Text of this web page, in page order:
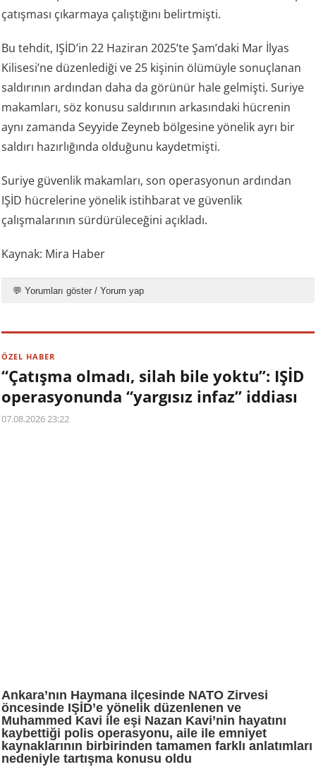
çatışması çıkarmaya çalıştığını belirtmişti.
Bu tehdit, IŞİD’in 22 Haziran 2025’te Şam’daki Mar İlyas
Kilisesi’ne düzenlediği ve 25 kişinin ölümüyle sonuçlanan
saldırının ardından daha da görünür hale gelmişti. Suriye
makamları, söz konusu saldırının arkasındaki hücrenin
aynı zamanda Seyyide Zeyneb bölgesine yönelik ayrı bir
saldırı hazırlığında olduğunu kaydetmişti.
Suriye güvenlik makamları, son operasyonun ardından
IŞİD hücrelerine yönelik istihbarat ve güvenlik
çalışmalarının sürdürüleceğini açıkladı.
Kaynak: Mira Haber
💬 Yorumları göster / Yorum yap
ÖZEL HABER
“Çatışma olmadı, silah bile yoktu”: IŞİD
operasyonunda “yargısız infaz” iddiası
07.08.2026 23:22
Ankara’nın Haymana ilçesinde NATO Zirvesi
öncesinde IŞİD’e yönelik düzenlenen ve
Muhammed Kavi ile eşi Nazan Kavi’nin hayatını
kaybettiği polis operasyonu, aile ile emniyet
kaynaklarının birbirinden tamamen farklı anlatımları
nedeniyle tartışma konusu oldu